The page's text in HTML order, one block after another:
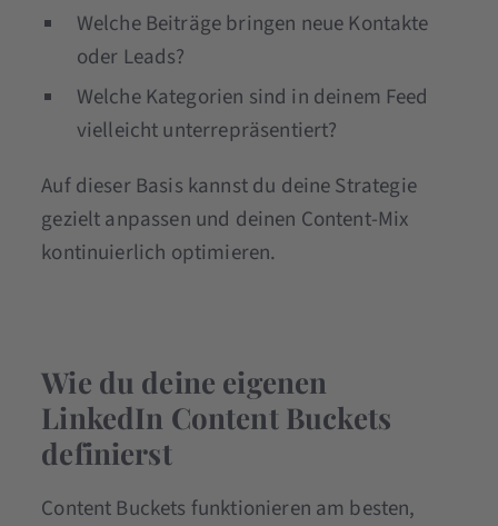
Welche Beiträge bringen neue Kontakte
oder Leads?
Welche Kategorien sind in deinem Feed
vielleicht unterrepräsentiert?
Auf dieser Basis kannst du deine Strategie
gezielt anpassen und deinen Content-Mix
kontinuierlich optimieren.
Wie du deine eigenen
LinkedIn Content Buckets
definierst
Content Buckets funktionieren am besten,